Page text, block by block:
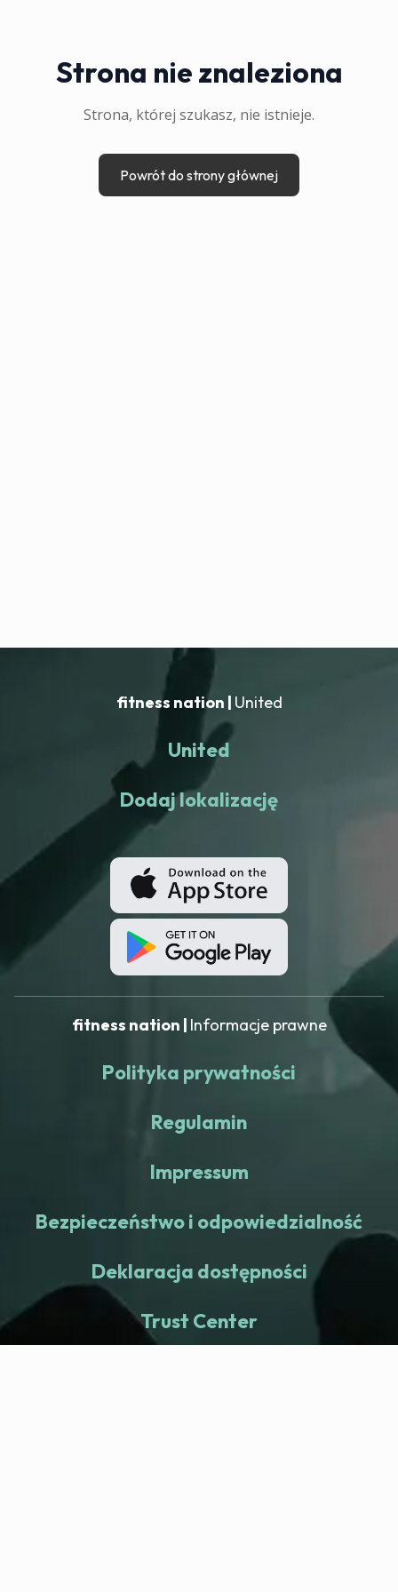
Strona nie znaleziona
Strona, której szukasz, nie istnieje.
Powrót do strony głównej
fitness nation | United
United
Dodaj lokalizację
fitness nation | Informacje prawne
Polityka prywatności
Regulamin
Impressum
Bezpieczeństwo i odpowiedzialność
Deklaracja dostępności
Trust Center